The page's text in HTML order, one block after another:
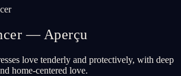
— Aperçu
love tenderly and protectively, with deep
home-centered love.